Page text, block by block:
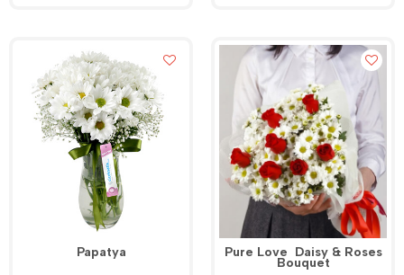
Papatya Pure Love  Daisy & Roses
Bouquet